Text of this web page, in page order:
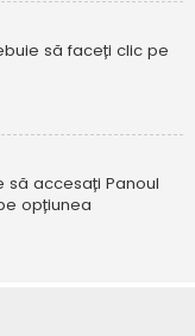
să faceți clic pe
să accesați Panoul
opțiunea